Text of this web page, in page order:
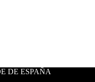
DE ESPAÑA